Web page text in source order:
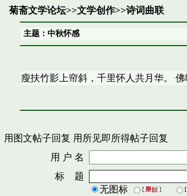
菊斋文学论坛>>文学创作>>诗词曲联
主题：中秋怀感
瘦扶竹影上帘斜，千里怀人共月华。
用图文帖子回复 用所见即所得帖子回复
用 户 名
标 题
无图标